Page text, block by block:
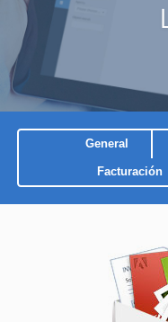
General
Facturación